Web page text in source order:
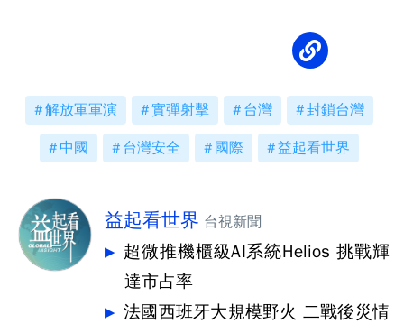
解放軍軍演 實彈射擊 台灣 封鎖台灣
中國 台灣安全 國際 益起看世界
益起看世界 台視新聞
超微推機櫃級AI系統Helios 挑戰輝
達市占率
法國西班牙大規模野火 二戰後災情